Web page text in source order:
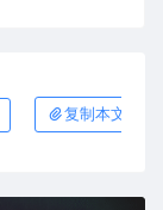
复制本文链接